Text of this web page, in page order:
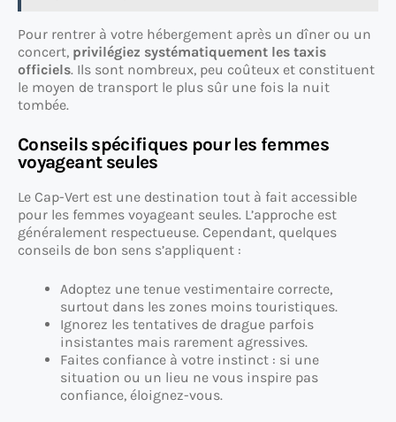
Pour rentrer à votre hébergement après un dîner ou un
concert, privilégiez systématiquement les taxis
officiels. Ils sont nombreux, peu coûteux et constituent
le moyen de transport le plus sûr une fois la nuit
tombée.
Conseils spécifiques pour les femmes
voyageant seules
Le Cap-Vert est une destination tout à fait accessible
pour les femmes voyageant seules. L’approche est
généralement respectueuse. Cependant, quelques
conseils de bon sens s’appliquent :
Adoptez une tenue vestimentaire correcte,
surtout dans les zones moins touristiques.
Ignorez les tentatives de drague parfois
insistantes mais rarement agressives.
Faites confiance à votre instinct : si une
situation ou un lieu ne vous inspire pas
confiance, éloignez-vous.